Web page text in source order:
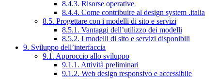
8.4.3. Risorse operative
8.4.4. Come contribuire al design system .italia
8.5. Progettare con i modelli di sito e servizi
8.5.1. Vantaggi dell’utilizzo dei modelli
8.5.2. I modelli di sito e servizi disponibili
9. Sviluppo dell’interfaccia
9.1. Approccio allo sviluppo
9.1.1. Attività preliminari
9.1.2. Web design responsivo e accessibile